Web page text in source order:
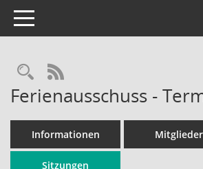
Toggle navigation
Rechercheauswahl
RSS-Feed
Ferienausschuss -
Informationen Mitglieder
Sitzungen